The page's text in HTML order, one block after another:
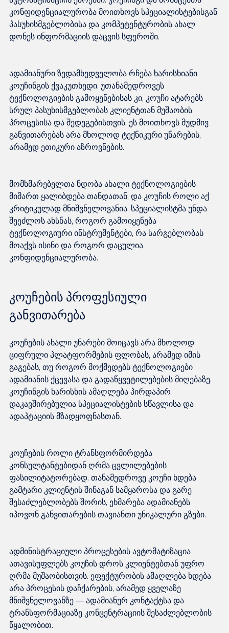
კონფიდენციალურობა მოითხოვს სპეციალისტებისგან
პასუხისმგებლობისა და კომპეტენტურობის ახალ
ადამიანური ზედამხედველობა რჩება ხარისხიანი
კოუჩინგის ქვაკუთხედი. უთანამედროვეს
ტექნოლოგიების გამოყენებისას კი, კოუჩი ატარებს
სრულ პასუხისმგებლობას კლიენტთან მუშაობის
პროცესისა და შედეგებისთვის. ეს მოითხოვს მუდმივ
განვითარებას არა მხოლოდ ტექნიკური უნარების,
მომხმარებელთა ნდობა ახალი ტექნოლოგიების
მიმართ ყალიბდება თანდათან, და კოუჩის როლი აქ
კრიტიკულად მნიშვნელოვანია. სპეციალისტმა უნდა
შეეძლოს ახსნას, როგორ გამოიყენება
ტექნოლოგიური ინსტრუმენტები, რა სარგებლობას
მოაქვს ისინი და როგორ დაცულია
კოუჩების პროფესიული
განვითარება
კოუჩების ახალი უნარები მოიცავს არა მხოლოდ
ციფრული პლატფორმების ფლობას, არამედ იმის
გაგებას, თუ როგორ მოქმედებს ტექნოლოგიები
ადამიანის ქცევასა და გადაწყვეტილებების მიღებაზე.
კოუჩინგის ხარისხის ამაღლება პირდაპირ
დაკავშირებულია სპეციალისტების სწავლისა და
კოუჩების როლი ტრანსფორმირდება
კონსულტანტებიდან ღრმა ცვლილებების
ფასილიტატორებად. თანამედროვე კოუჩი ხდება
გამტარი კლიენტის შინაგან სამყაროსა და გარე
შესაძლებლობებს შორის, ეხმარება ადამიანებს
ადმინისტრაციული პროცესების ავტომატიზაცია
ათავისუფლებს კოუჩის დროს კლიენტებთან უფრო
ღრმა მუშაობისთვის. ეფექტურობის ამაღლება ხდება
არა პროცესის დაჩქარების, არამედ ყველაზე
მნიშვნელოვანზე — ადამიანურ კონტაქტსა და
ტრანსფორმაციაზე კონცენტრაციის შესაძლებლობის